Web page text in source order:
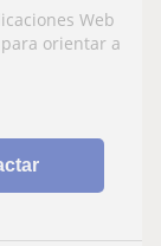
Web
orientar a